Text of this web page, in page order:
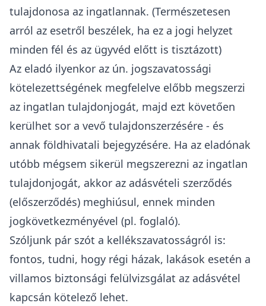
tulajdonosa az ingatlannak. (Természetesen
arról az esetről beszélek, ha ez a jogi helyzet
minden fél és az ügyvéd előtt is tisztázott)
Az eladó ilyenkor az ún. jogszavatossági
kötelezettségének megfelelve előbb megszerzi
az ingatlan tulajdonjogát, majd ezt követően
kerülhet sor a vevő tulajdonszerzésére - és
annak földhivatali bejegyzésére. Ha az eladónak
utóbb mégsem sikerül megszerezni az ingatlan
tulajdonjogát, akkor az adásvételi szerződés
(előszerződés) meghiúsul, ennek minden
jogkövetkezményével (pl. foglaló).
Szóljunk pár szót a kellékszavatosságról is:
fontos, tudni, hogy régi házak, lakások esetén a
villamos biztonsági felülvizsgálat az adásvétel
kapcsán kötelező lehet.